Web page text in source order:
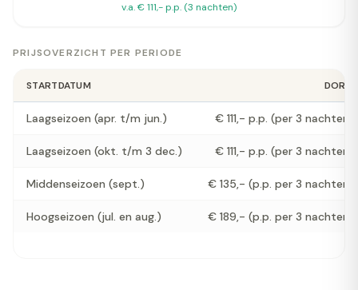
v.a. € 111,- p.p. (3 nachten)
PRIJSOVERZICHT PER PERIODE
STARTDATUM DORM
Laagseizoen (apr. t/m jun.) € 111,- p.p. (per 3 nachten)
Laagseizoen (okt. t/m 3 dec.) € 111,- p.p. (per 3 nachten)
Middenseizoen (sept.) € 135,- (p.p. per 3 nachten)
Hoogseizoen (jul. en aug.) € 189,- (p.p. per 3 nachten)